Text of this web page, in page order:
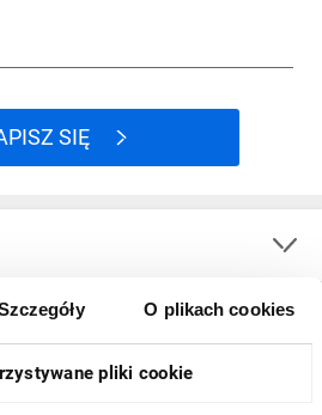
O plikach cookies
pliki cookie
SIĘ